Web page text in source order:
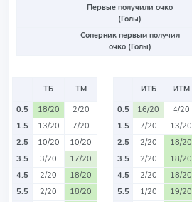
Первые получили очко
(Голы)
Соперник первым получил
очко (Голы)
ТБ
ТМ
0.5
18/20
2/20
1.5
13/20
7/20
2.5
10/20
10/20
3.5
3/20
17/20
4.5
2/20
18/20
5.5
2/20
18/20
ИТБ
ИТМ
0.5
16/20
4/20
1.5
7/20
13/20
2.5
2/20
18/20
3.5
2/20
18/20
4.5
2/20
18/20
5.5
1/20
19/20